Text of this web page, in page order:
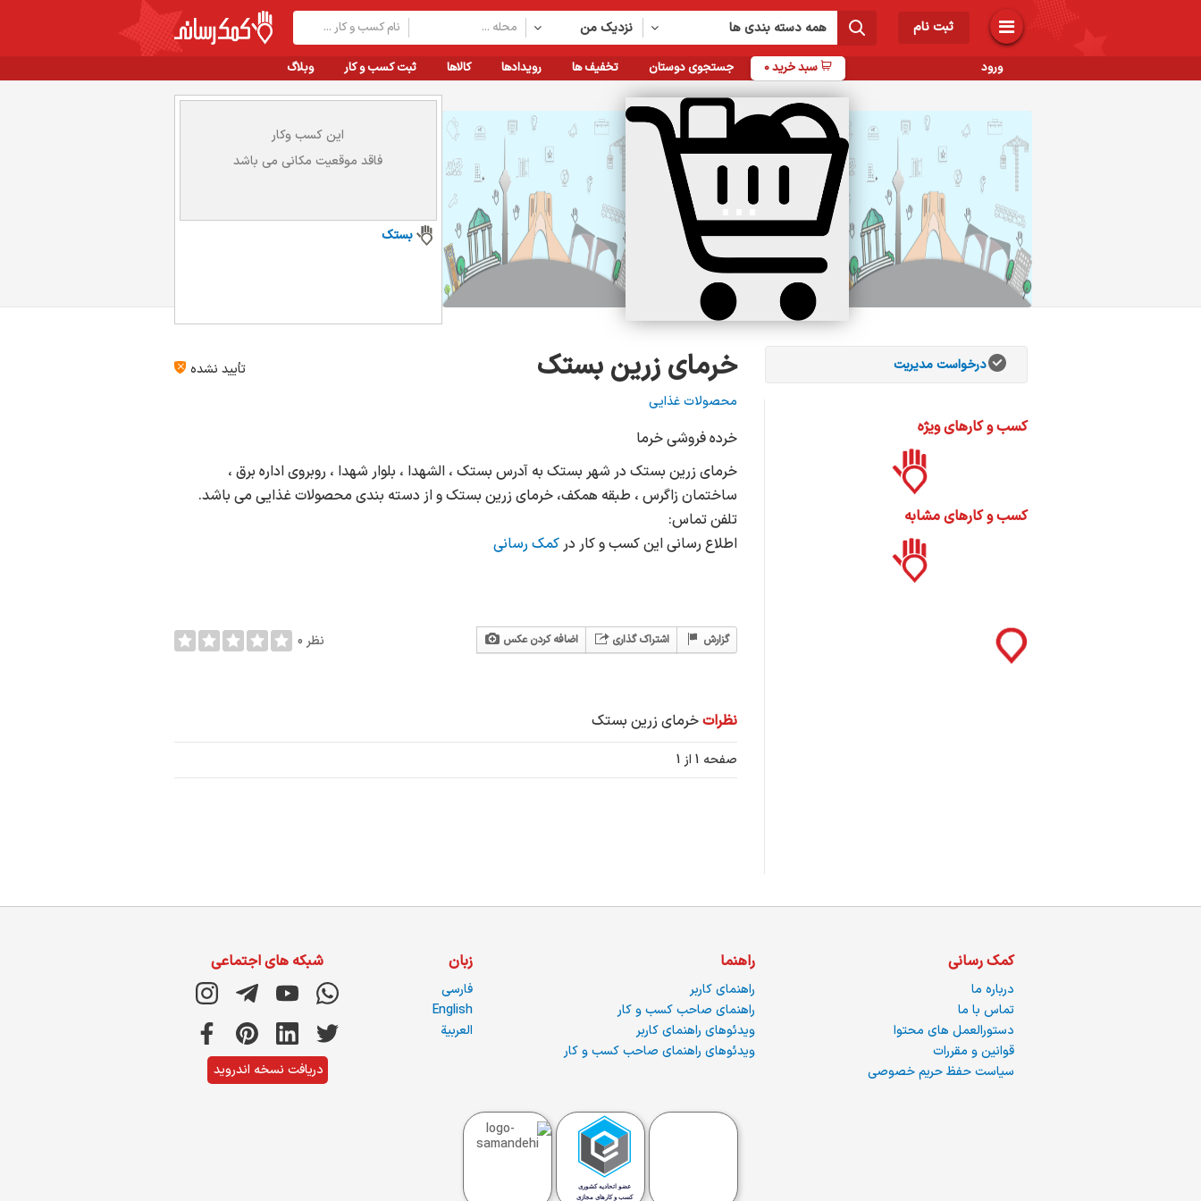
نزدیک من همه دسته بندی ها ثبت نام
وبلاگ ثبت کسب و کار کالاها رویدادها تخفیف ها جستجوی دوستان سبد خرید0 ورود
و
این کسب وکار
فاقد موقعیت مکانی می باشد
بستک
خرمای زرین بستک
تأیید نشده
محصولات غذایی
خرده فروشی خرما
خرمای زرین بستک در شهر بستک به آدرس بستک ، الشهدا ، بلوار شهدا ، روبروی اداره برق ،
ساختمان زاگرس ، طبقه همکف، خرمای زرین بستک و از دسته بندی محصولات غذایی می باشد.
تلفن تماس:
اطلاع رسانی این کسب و کار درکمک رسانی
اضافه کردن عکس اشتراک گذاری گزارش 0 نظر
نظراتخرمای زرین بستک
صفحه 1 از 1
درخواست مدیریت
کسب و کارهای ویژه
کسب و کارهای مشابه
کمک رسانی
درباره ما
تماس با ما
دستورالعمل های محتوا
قوانین و مقررات
سیاست حفظ حریم خصوصی
راهنما
راهنمای کاربر
راهنمای صاحب کسب و کار
ویدئوهای راهنمای کاربر
ویدئوهای راهنمای صاحب کسب و کار
زبان
فارسی
English
العربية
شبکه های اجتماعی
دریافت نسخه اندروید